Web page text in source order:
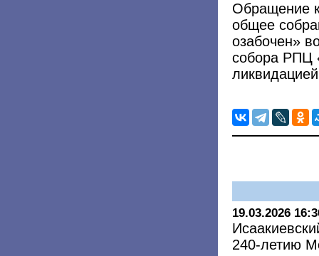
Обращение
общее
озабочен»
собора РПЦ
19.03.2026
240-летию